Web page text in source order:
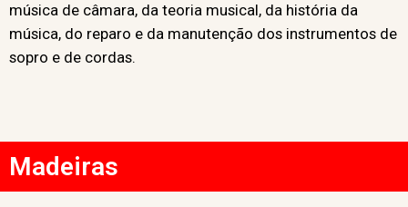
música de câmara, da teoria musical, da história da
música, do reparo e da manutenção dos instrumentos de
sopro e de cordas.
Madeiras